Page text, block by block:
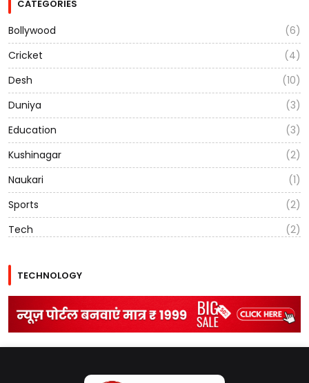
CATEGORIES
Bollywood
(6)
Cricket
(4)
Desh
(10)
Duniya
(3)
Education
(3)
Kushinagar
(2)
Naukari
(1)
Sports
(2)
Tech
(2)
TECHNOLOGY